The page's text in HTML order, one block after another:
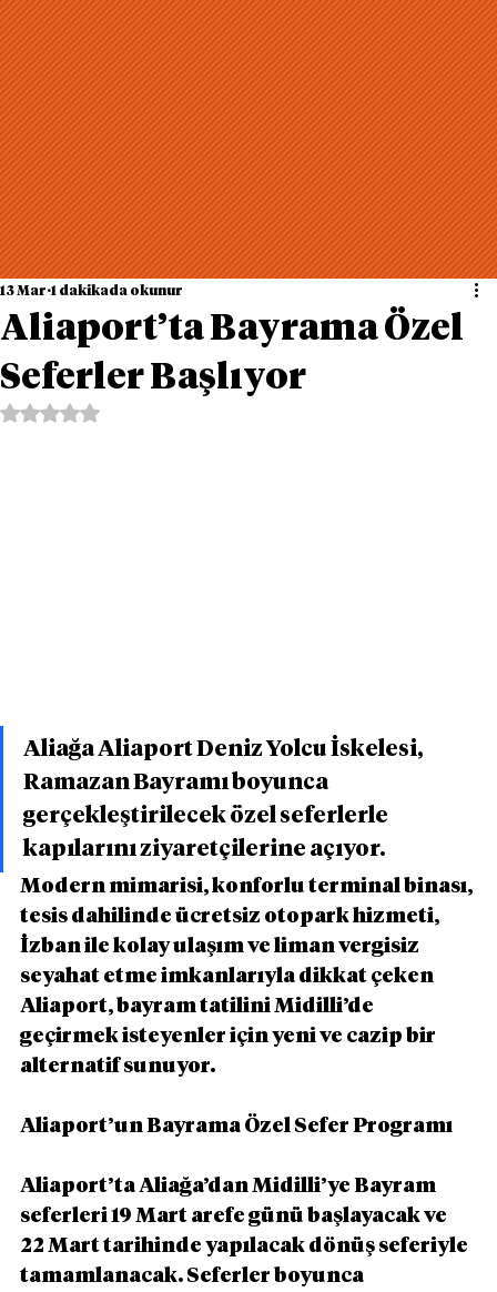
Aliaport’ta Bayrama Özel
Seferler Başlıyor
13 Mar 1 dakikada okunur
5 üzerinden NaN yıldız
Aliağa Aliaport Deniz Yolcu İskelesi,
Ramazan Bayramı boyunca
gerçekleştirilecek özel seferlerle
kapılarını ziyaretçilerine açıyor.
Modern mimarisi, konforlu terminal binası,
tesis dahilinde ücretsiz otopark hizmeti,
İzban ile kolay ulaşım ve liman vergisiz
seyahat etme imkanlarıyla dikkat çeken
Aliaport, bayram tatilini Midilli’de
geçirmek isteyenler için yeni ve cazip bir
alternatif sunuyor.
Aliaport’un Bayrama Özel Sefer Programı
Aliaport’ta Aliağa’dan Midilli’ye Bayram
seferleri 19 Mart arefe günü başlayacak ve
22 Mart tarihinde yapılacak dönüş seferiyle
tamamlanacak. Seferler boyunca